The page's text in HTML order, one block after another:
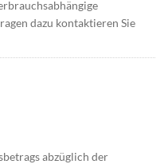
dazu kontaktieren Sie
abzüglich der